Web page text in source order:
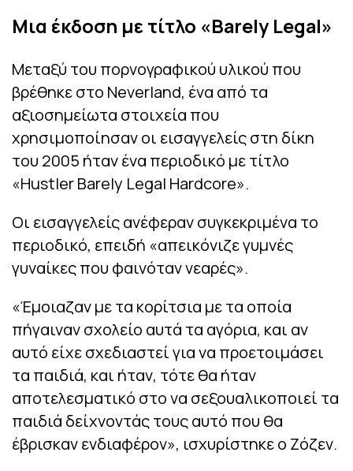
Μια έκδοση με τίτλο «Barely Legal»
Μεταξύ του πορνογραφικού υλικού που
βρέθηκε στο Neverland, ένα από τα
αξιοσημείωτα στοιχεία που
χρησιμοποίησαν οι εισαγγελείς στη δίκη
του 2005 ήταν ένα περιοδικό με τίτλο
«Hustler Barely Legal Hardcore».
Οι εισαγγελείς ανέφεραν συγκεκριμένα το
περιοδικό, επειδή «απεικόνιζε γυμνές
γυναίκες που φαινόταν νεαρές».
«Έμοιαζαν με τα κορίτσια με τα οποία
πήγαιναν σχολείο αυτά τα αγόρια, και αν
αυτό είχε σχεδιαστεί για να προετοιμάσει
τα παιδιά, και ήταν, τότε θα ήταν
αποτελεσματικό στο να σεξουαλικοποιεί τα
παιδιά δείχνοντάς τους αυτό που θα
έβρισκαν ενδιαφέρον», ισχυρίστηκε ο Ζόζεν.